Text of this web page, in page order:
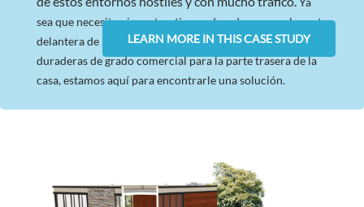
sea que necesite pisos atractivos y duraderos para la parte
delantera de la casa para los huéspedes o soluciones
duraderas de grado comercial para la parte trasera de la
casa, estamos aquí para encontrarle una solución.
LEARN MORE IN THIS CASE STUDY